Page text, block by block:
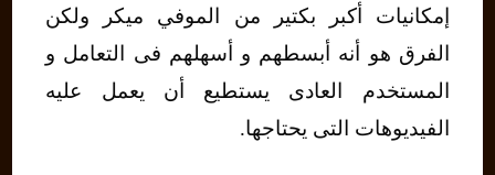
إمكانيات أكبر بكتير من الموفي ميكر ولكن
الفرق هو أنه أبسطهم و أسهلهم فى التعامل و
المستخدم العادى يستطيع أن يعمل عليه
الفيديوهات التى يحتاجها.